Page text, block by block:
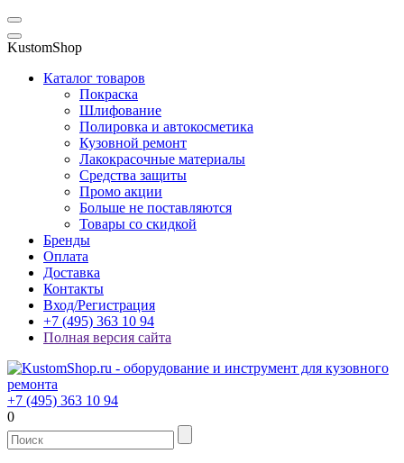
KustomShop
Каталог товаров
Покраска
Шлифование
Полировка и автокосметика
Кузовной ремонт
Лакокрасочные материалы
Средства защиты
Промо акции
Больше не поставляются
Товары со скидкой
Бренды
Оплата
Доставка
Контакты
Вход/Регистрация
+7 (495) 363 10 94
Полная версия сайта
+7 (495) 363 10 94
0